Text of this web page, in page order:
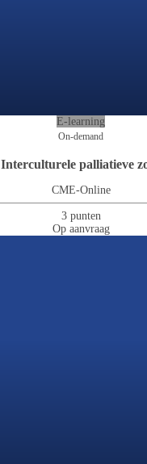
E-learning
On-demand
Interculturele palliatieve
CME-Online
3 punten
Op aanvraag